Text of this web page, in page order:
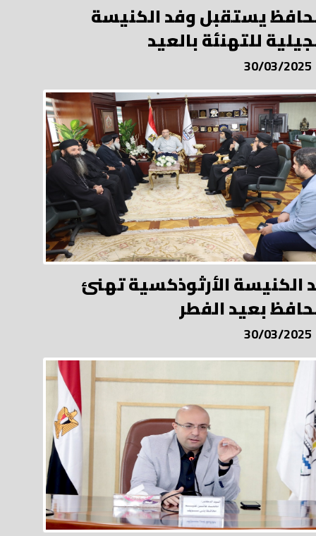
يستقبل وفد الكنيسة
للتهنئة بالعيد
30/03/2025
الكنيسة الأرثوذكسية تهنئ
بعيد الفطر
30/03/2025